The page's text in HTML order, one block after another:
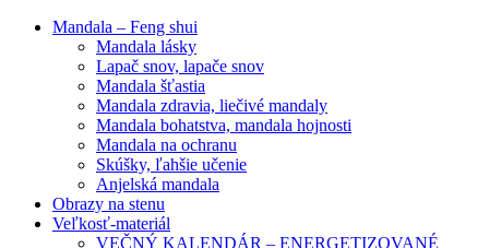
Mandala – Feng shui
Mandala lásky
Lapač snov, lapače snov
Mandala šťastia
Mandala zdravia, liečivé mandaly
Mandala bohatstva, mandala hojnosti
Mandala na ochranu
Skúšky, ľahšie učenie
Anjelská mandala
Obrazy na stenu
Veľkosť-materiál
VEČNÝ KALENDÁR – ENERGETIZOVANÉ